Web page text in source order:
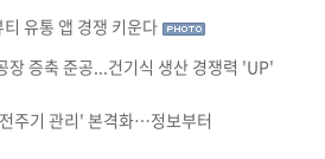
유통 앱 경쟁 키운다
장 증축 준공...건기식 생산 경쟁력 'UP'
주기 관리' 본격화…정보부터